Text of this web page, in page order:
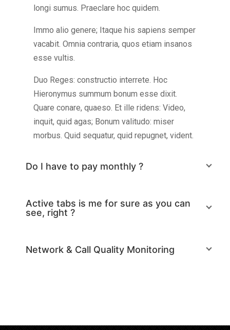
longi sumus. Praeclare hoc quidem.
Immo alio genere; Itaque his sapiens semper
vacabit. Omnia contraria, quos etiam insanos
esse vultis.
Duo Reges: constructio interrete. Hoc
Hieronymus summum bonum esse dixit.
Quare conare, quaeso. Et ille ridens: Video,
inquit, quid agas; Bonum valitudo: miser
morbus. Quid sequatur, quid repugnet, vident.
Do I have to pay monthly ?
Active tabs is me for sure as you can
see, right ?
Network & Call Quality Monitoring